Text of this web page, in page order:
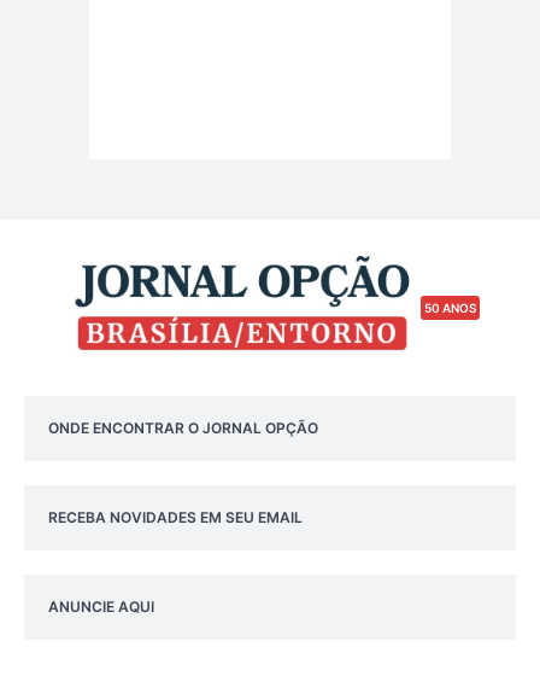
50 ANOS
ONDE ENCONTRAR O JORNAL OPÇÃO
RECEBA NOVIDADES EM SEU EMAIL
ANUNCIE AQUI